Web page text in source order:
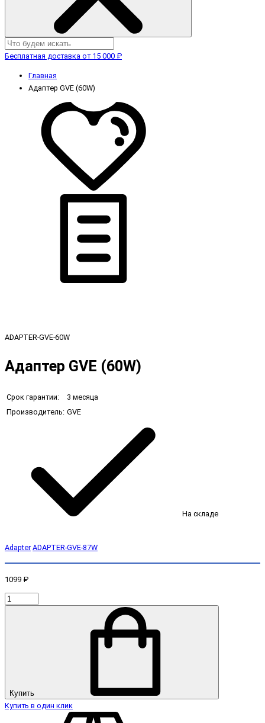
Бесплатная доставка от 15 000 ₽
Главная
Адаптер GVE (60W)
ADAPTER-GVE-60W
Адаптер GVE (60W)
Срок гарантии:
3 месяца
Производитель: GVE
На складе
Adapter ADAPTER-GVE-87W
1099 ₽
Купить
Купить в один клик